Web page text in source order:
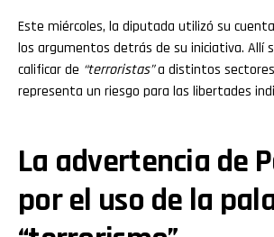
Este miércoles, la diputada utilizó su
los argumentos detrás de su iniciativa. Allí
calificar de “terroristas”a distintos
representa un riesgo para las libertades
La advertencia de
por el uso de la